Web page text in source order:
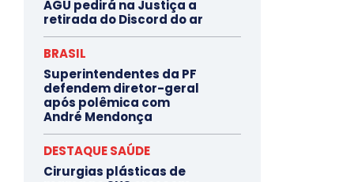
AGU pedirá na Justiça a
retirada do Discord do ar
BRASIL
Superintendentes da PF
defendem diretor-geral
após polêmica com
André Mendonça
DESTAQUE SAÚDE
Cirurgias plásticas de